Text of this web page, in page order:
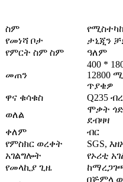
ስም
የመነሻ ቦታ
ታኒጂን
የምርት ስም ስም
ዓለም
መጠን
400 *
12800
ጥያቄዎ
ዋና ቁሳቁስ
Q235
ወለል
ሞቃት
ደብዛዛ
ቀለም
ብር
የምስክር ወረቀት
SGS,
አገልግሎት
የኦሪቲ
የመላኪያ ጊዜ
በጅምላ